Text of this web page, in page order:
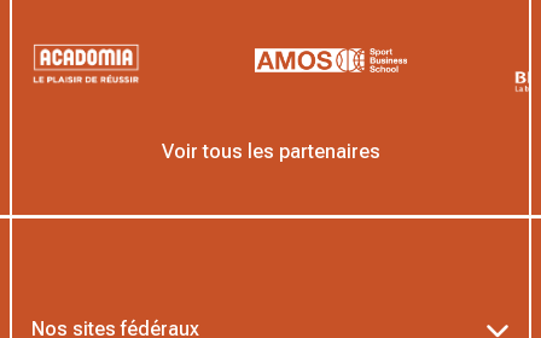
Voir tous les partenaires
Nos sites fédéraux